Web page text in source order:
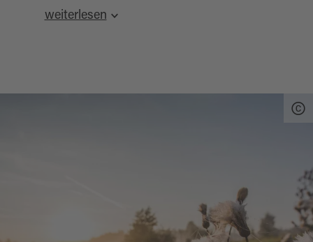
lässt sich die Weite der Teichlandschaft erahnen
weiterlesen